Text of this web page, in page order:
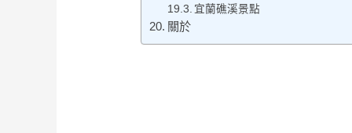
宜蘭礁溪景點
關於